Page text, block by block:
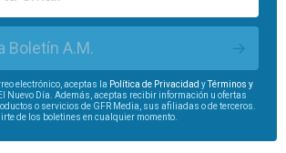
Boletín A.M.
electrónico, aceptas la Política de Privacidad yTérminos y
Nuevo Día. Además, aceptas recibir información u ofertas
o servicios de GFR Media, sus afiliadas o de terceros.
de los boletines en cualquier momento.